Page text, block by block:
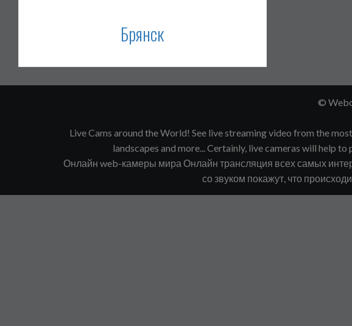
Брянск
©
Live Cams around the World! See live streaming video from the
landscapes and more... Certainly, live cameras will help
Онлайн web-камеры мира Онлайн трансляция всех самых
со звуком покажут, что